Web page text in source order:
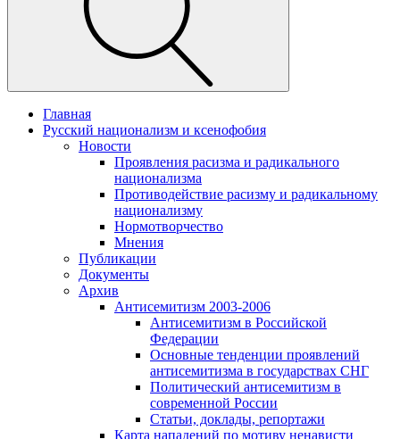
Главная
Русский национализм и ксенофобия
Новости
Проявления расизма и радикального
национализма
Противодействие расизму и радикальному
национализму
Нормотворчество
Мнения
Публикации
Документы
Архив
Антисемитизм 2003-2006
Антисемитизм в Российской
Федерации
Основные тенденции проявлений
антисемитизма в государствах СНГ
Политический антисемитизм в
современной России
Статьи, доклады, репортажи
Карта нападений по мотиву ненависти